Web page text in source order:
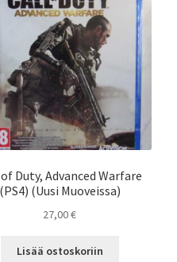
Duty, Advanced Warfare
(PS4) (Uusi Muoveissa)
27,00€
Lisää ostoskoriin